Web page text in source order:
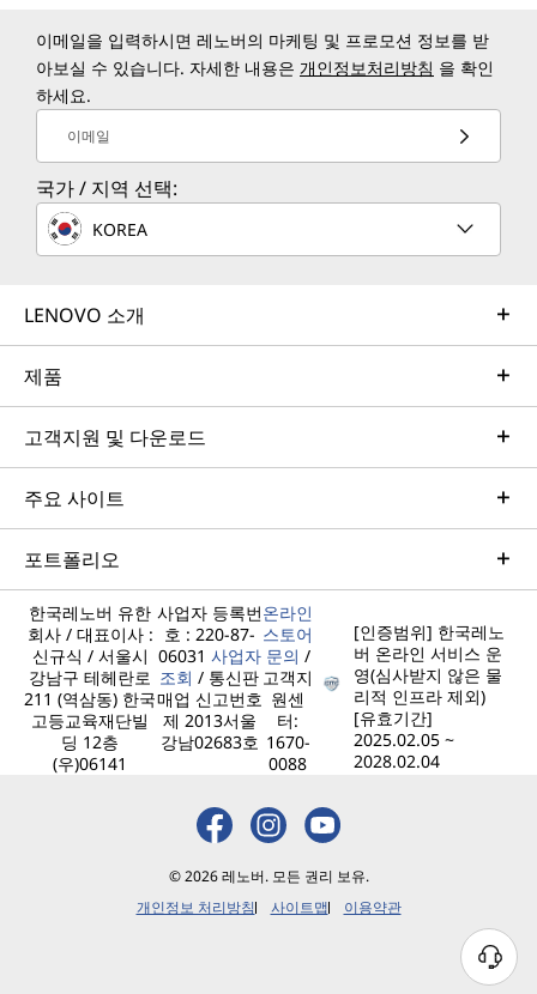
이메일을 입력하시면 레노버의 마케팅 및 프로모션 정보를 받
아보실 수 있습니다. 자세한 내용은 개인정보처리방침 을 확인
하세요.
이메일
국가 / 지역 선택:
KOREA
LENOVO 소개
제품
고객지원 및 다운로드
주요 사이트
포트폴리오
한국레노버 유한
회사 / 대표이사 :
신규식 / 서울시
강남구 테헤란로
211 (역삼동) 한국
고등교육재단빌
딩 12층
(우)06141
사업자 등록번
호 : 220-87-
06031 사업자
조회 / 통신판
매업 신고번호
제 2013서울
강남02683호
온라인
스토어
문의 /
고객지
원센
터:
1670-
0088
[인증범위] 한국레노
버 온라인 서비스 운
영(심사받지 않은 물
리적 인프라 제외)
[유효기간]
2025.02.05 ~
2028.02.04
© 2026 레노버. 모든 권리 보유.
개인정보 처리방침
사이트맵 이용약관